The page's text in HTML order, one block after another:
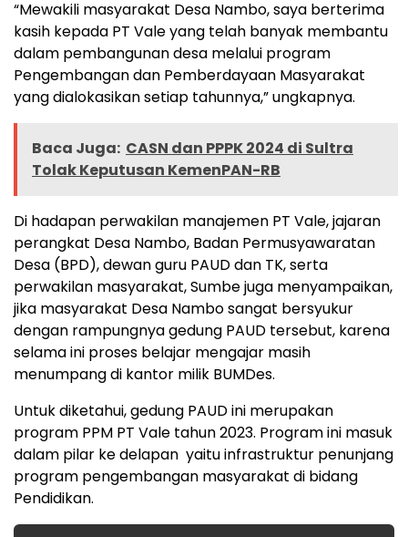
“Mewakili masyarakat Desa Nambo, saya berterima
kasih kepada PT Vale yang telah banyak membantu
dalam pembangunan desa melalui program
Pengembangan dan Pemberdayaan Masyarakat
yang dialokasikan setiap tahunnya,” ungkapnya.
Baca Juga: CASN dan PPPK 2024 di Sultra
Tolak Keputusan KemenPAN-RB
Di hadapan perwakilan manajemen PT Vale, jajaran
perangkat Desa Nambo, Badan Permusyawaratan
Desa (BPD), dewan guru PAUD dan TK, serta
perwakilan masyarakat, Sumbe juga menyampaikan,
jika masyarakat Desa Nambo sangat bersyukur
dengan rampungnya gedung PAUD tersebut, karena
selama ini proses belajar mengajar masih
menumpang di kantor milik BUMDes.
Untuk diketahui, gedung PAUD ini merupakan
program PPM PT Vale tahun 2023. Program ini masuk
dalam pilar ke delapan yaitu infrastruktur penunjang
program pengembangan masyarakat di bidang
Pendidikan.